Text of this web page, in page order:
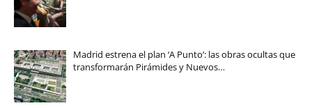
Madrid estrena el plan ‘A Punto’: las obras ocultas que
transformarán Pirámides y Nuevos…